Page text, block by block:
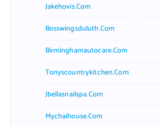
Jakehovis.com
Bosswingsduluth.com
Birminghamautocare.com
Tonyscountrykitchen.com
Jbellasnailspa.com
Mychaihouse.com